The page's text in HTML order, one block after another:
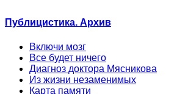
Публицистика. Архив
Включи мозг
Все будет ничего
Диагноз доктора Мясникова
Из жизни незаменимых
Карта памяти